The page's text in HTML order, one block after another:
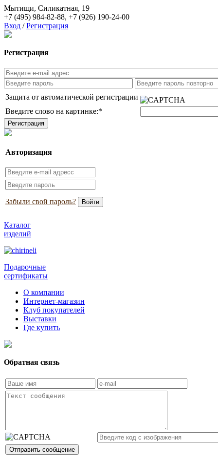
Мытищи, Силикатная, 19
+7 (495) 984-82-88, +7 (926) 190-24-00
Вход / Регистрация
Регистрация
Защита от автоматической регистрации
Введите слово на картинке:*
Авторизация
Забыли свой пароль?
Каталог
изделий
Подарочные
сертификаты
О компании
Интернет-магазин
Клуб покупателей
Выставки
Где купить
Обратная связь